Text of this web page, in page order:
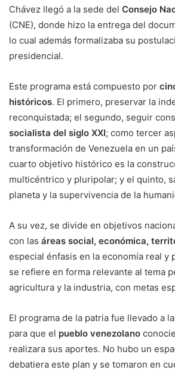
Chávez llegó a la sede del Consejo
(CNE), donde hizo la entrega del
lo cual además formalizaba su
presidencial.
Este programa está compuesto por
históricos. El primero, preservar la
reconquistada; el segundo, seguir
socialista del siglo XXI; como tercer
transformación de Venezuela en un
cuarto objetivo histórico es la
multicéntrico y pluripolar; y el quinto,
planeta y la supervivencia de la
A su vez, se divide en objetivos
con las áreas social, económica,
especial énfasis en la economía real y
se refiere en forma relevante al tema
agricultura y la industria, con metas
El programa de la patria fue llevado a
para que el pueblo venezolano
realizara sus aportes. No hubo un
debatiera este plan y se tomaron en